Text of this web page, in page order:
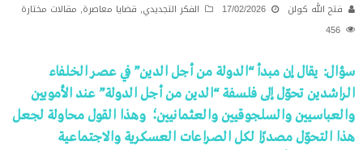
فتح الله كولن 17/02/2026 الفكر التجديدي, قضايا معاصرة, مقالات مختارة
سؤال: يقال إن مبدأ “الدولة من أجل الدين” في عصر الخلفاء
الراشدين تحوّل إلى فلسفة “الدين من أجل الدولة” عند الأمويين
والعباسيين والسلجوقيين والعثمانيين؛ وهذا القول محاولة لجعل
هذا التحوّل مصدرًا لكل الصراعات العسكرية والاجتماعية